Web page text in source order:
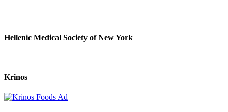
Hellenic Medical Society of New York
Krinos